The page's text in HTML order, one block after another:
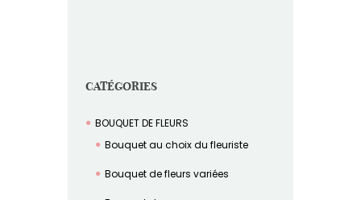
CATÉGORIES
BOUQUET DE FLEURS
Bouquet au choix du fleuriste
Bouquet de fleurs variées